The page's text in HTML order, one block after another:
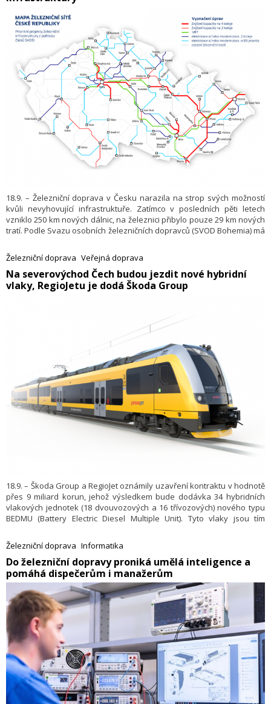
18.9. – Železniční doprava v Česku narazila na strop svých možností
kvůli nevyhovující infrastruktuře. Zatímco v posledních pěti letech
vzniklo 250 km nových dálnic, na železnici přibylo pouze 29 km nových
tratí. Podle Svazu osobních železničních dopravců (SVOD Bohemia) má
investice zaměří na klíčové páteřní tratě a odstranění úzkých hrdel.
Železniční doprava Veřejná doprava
​Na severovýchod Čech budou jezdit nové hybridní
vlaky, RegioJetu je dodá Škoda Group
18.9. – Škoda Group a RegioJet oznámily uzavření kontraktu v hodnotě
přes 9 miliard korun, jehož výsledkem bude dodávka 34 hybridních
vlakových jednotek (18 dvouvozových a 16 třívozových) nového typu
BEDMU (Battery Electric Diesel Multiple Unit). Tyto vlaky jsou tím
dopravu pro cestující na klíčových linkách v severovýchodních
Čechách, které dosud nejsou elektrizovány. Nové vlaky budou
nasazeny do provozu od prosince 2029. Cestující se mohou těšit na
zrychlení přepravy a také lepší zákaznický servis.
Železniční doprava Informatika
​Do železniční dopravy proniká umělá inteligence a
pomáhá dispečerům i manažerům